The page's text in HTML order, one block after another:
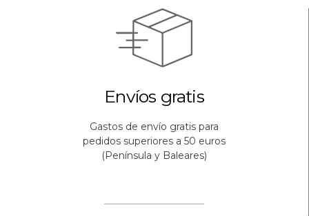
Envíos gratis
Gastos de envío gratis para
pedidos superiores a 50 euros
(Península y Baleares)